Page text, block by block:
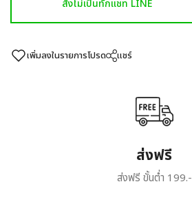
สั่งไม่เป็นทักแชท LINE
เพิ่มลงในรายการโปรด แชร์
ส่งฟรี
ส่งฟรี ขั้นต่ำ 199.-